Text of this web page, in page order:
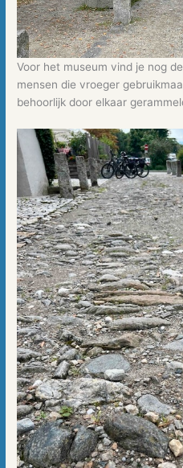
Voor het museum vind je nog
mensen die vroeger
behoorlijk door elkaar